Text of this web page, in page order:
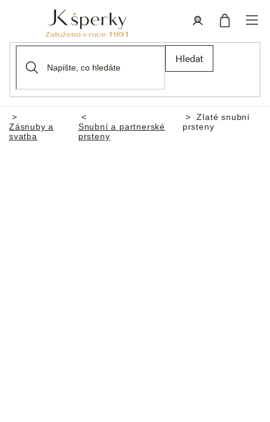
Hledat
Domů
Zásnuby a
svatba
Snubní a partnerské
prsteny
Zlaté snubní
prsteny